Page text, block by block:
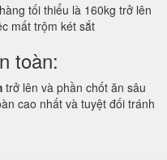
tối thiểu là 160kg trở lên
mất trộm két sắt
toàn:
trở lên và phần chốt ăn sâu
cao nhất và tuyệt đối tránh